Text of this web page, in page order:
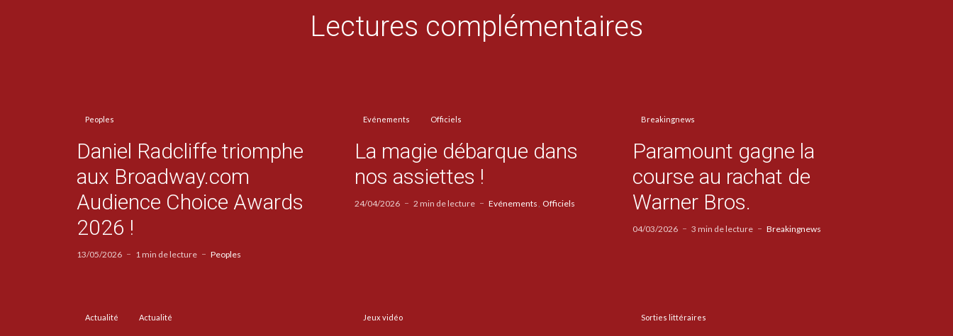
Lectures complémentaires
Peoples
Daniel Radcliffe triomphe
aux Broadway.com
Audience Choice Awards
2026 !
13/05/2026 1 min de lecture Peoples
Evénements Officiels
La magie débarque dans
nos assiettes !
24/04/2026 2 min de lecture Evénements Officiels
Breakingnews
Paramount gagne la
course au rachat de
Warner Bros.
04/03/2026 3 min de lecture Breakingnews
Actualité Actualité Jeux vidéo Sorties littéraires